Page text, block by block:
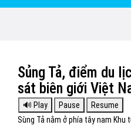
Sủng Tả, điểm du
sát biên giới Việt
Sùng Tả nằm ở phía tây nam Khu